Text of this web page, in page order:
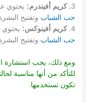
3. كريم أفيندرم: يحتوي
حب الشباب وتفتيح
4. كريم أفينوكس: يحتوي
حب الشباب وتفتيح
ومع ذلك، يجب استشارة
للتأكد من أنها مناسبة
تكون تستخدمها.